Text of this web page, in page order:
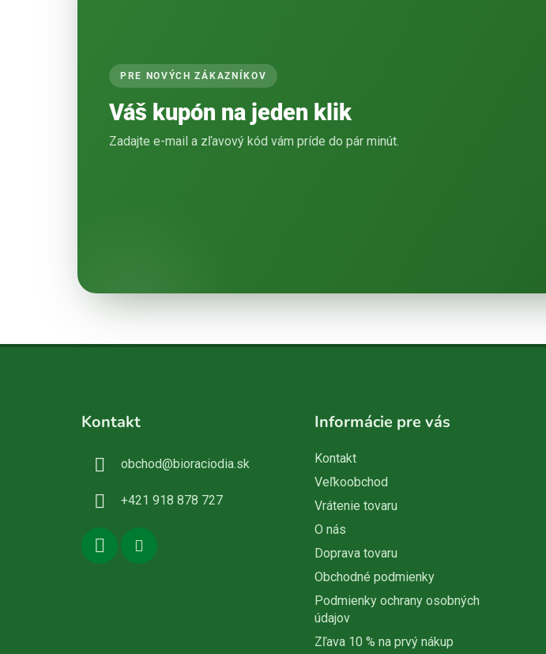
PRE NOVÝCH ZÁKAZNÍKOV
Váš kupón na jeden klik
Zadajte e-mail a zľavový kód vám príde do pár minút.
Kontakt
obchod@bioraciodia.sk
+421 918 878 727
Informácie pre vás
Kontakt
Veľkoobchod
Vrátenie tovaru
O nás
Doprava tovaru
Obchodné podmienky
Podmienky ochrany osobných
údajov
Zľava 10 % na prvý nákup